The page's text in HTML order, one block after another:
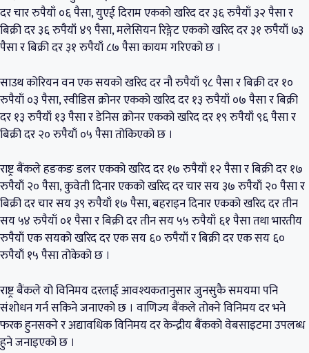
दर चार रुपैयाँ ०६ पैसा, युएई दिराम एकको खरिद दर ३६ रुपैयाँ ३२ पैसा र
बिक्री दर ३६ रुपैयाँ ४९ पैसा, मलेसियन रिङ्गेट एकको खरिद दर ३१ रुपैयाँ ७३
पैसा र बिक्री दर ३१ रुपैयाँ ८७ पैसा कायम गरिएको छ ।
साउथ कोरियन वन एक सयको खरिद दर नौ रुपैयाँ ९८ पैसा र बिक्री दर १०
रुपैयाँ ०३ पैसा, स्वीडिस क्रोनर एकको खरिद दर १३ रुपैयाँ ०७ पैसा र बिक्री
दर १३ रुपैयाँ १३ पैसा र डेनिस क्रोनर एकको खरिद दर १९ रुपैयाँ ९६ पैसा र
बिक्री दर २० रुपैयाँ ०५ पैसा तोकिएको छ ।
राष्ट्र बैंकले हङकङ डलर एकको खरिद दर १७ रुपैयाँ १२ पैसा र बिक्री दर १७
रुपैयाँ २० पैसा, कुवेती दिनार एकको खरिद दर चार सय ३७ रुपैयाँ २० पैसा र
बिक्री दर चार सय ३९ रुपैयाँ १७ पैसा, बहराइन दिनार एकको खरिद दर तीन
सय ५४ रुपैयाँ ०१ पैसा र बिक्री दर तीन सय ५५ रुपैयाँ ६१ पैसा तथा भारतीय
रुपैयाँ एक सयको खरिद दर एक सय ६० रुपैयाँ र बिक्री दर एक सय ६०
रुपैयाँ १५ पैसा तोकेको छ ।
राष्ट्र बैंकले यो विनिमय दरलाई आवश्यकतानुसार जुनसुकै समयमा पनि
संशोधन गर्न सकिने जनाएको छ । वाणिज्य बैंकले तोक्ने विनिमय दर भने
फरक हुनसक्ने र अद्यावधिक विनिमय दर केन्द्रीय बैंकको वेबसाइटमा उपलब्ध
हुने जनाइएको छ ।